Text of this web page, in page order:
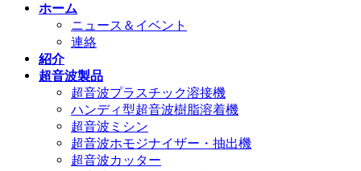
ホーム
ニュース＆イベント
連絡
紹介
超音波製品
超音波プラスチック溶接機
ハンディ型超音波樹脂溶着機
超音波ミシン
超音波ホモジナイザー・抽出機
超音波カッター